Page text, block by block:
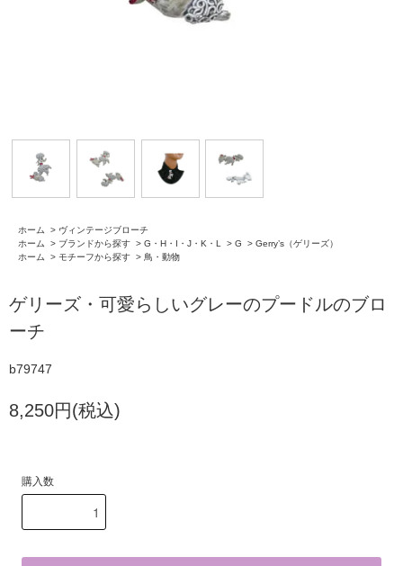
ホーム > ヴィンテージブローチ
ホーム
> ブランドから探す > G・H・I・J・K・L > G > Gerry’s（ゲリーズ）
ホーム
> モチーフから探す > 鳥・動物
ゲリーズ・可愛らしいグレーのプードルのブロ
ーチ
b79747
8,250円(税込)
購入数